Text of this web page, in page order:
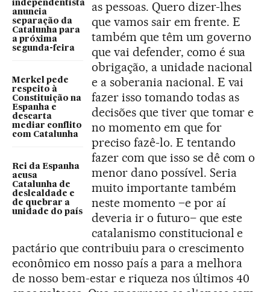
independentista
anuncia
separação da
Catalunha para
a próxima
segunda-feira
Merkel pede
respeito à
Constituição na
Espanha e
descarta
mediar conflito
com Catalunha
Rei da Espanha
acusa
Catalunha de
deslealdade e
de quebrar a
unidade do país
as pessoas. Quero dizer-lhes
que vamos sair em frente. E
também que têm um governo
que vai defender, como é sua
obrigação, a unidade nacional
e a soberania nacional. E vai
fazer isso tomando todas as
decisões que tiver que tomar e
no momento em que for
preciso fazê-lo. E tentando
fazer com que isso se dê com o
menor dano possível. Seria
muito importante também
neste momento –e por aí
deveria ir o futuro– que este
catalanismo constitucional e
pactário que contribuiu para o crescimento
econômico em nosso país a para a melhora
de nosso bem-estar e riqueza nos últimos 40